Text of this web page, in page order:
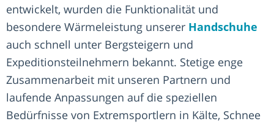
entwickelt, wurden die Funktionalität und
besondere Wärmeleistung unserer Handschuhe
auch schnell unter Bergsteigern und
Expeditionsteilnehmern bekannt. Stetige enge
Zusammenarbeit mit unseren Partnern und
laufende Anpassungen auf die speziellen
Bedürfnisse von Extremsportlern in Kälte, Schnee